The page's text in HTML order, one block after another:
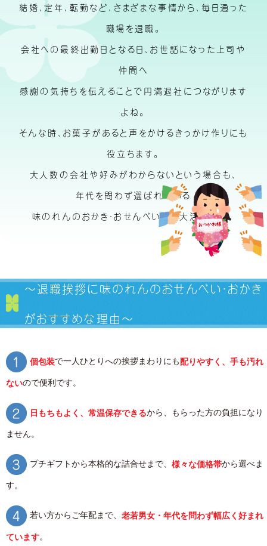
結婚、定年、転勤など、さまざまな事情から、毎日通った
職場を退職。
会社への最終出勤日となる日、お世話になった上司や
仲間へ
感謝の気持ちを伝えることで円満退社につながります
よね。
そんな時、お菓子があると声をかけるきっかけ作りにも
役立ちます。
大人数の会社や好みがわからないという場合も、
年代を問わず選ばれている
味のれんのおかき・おせんべいなら大活躍です。
〜退職挨拶に味のれんのおせんべい・おかき
がおすすめな理由〜
個包装で一人ひとりへの挨拶まわりにも配りやすく、手も汚れ
ないので便利です。
日もちもよく、常温保存できるから、もらった方の負担になり
ません。
プチギフトから本格的な詰合せまで、 様々な価格帯から選べま
す。
若い方からご年配まで、 老若男女・年代を問わず幅広く好まれ
ています。